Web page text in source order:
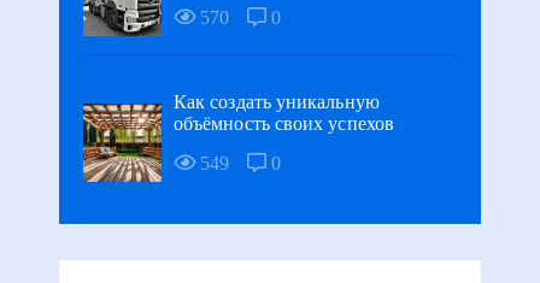
570
0
Как создать уникальную
объёмность своих успехов
549
0